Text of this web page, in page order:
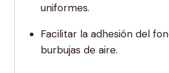
uniformes.
Facilitar la adhesión del
burbujas de aire.